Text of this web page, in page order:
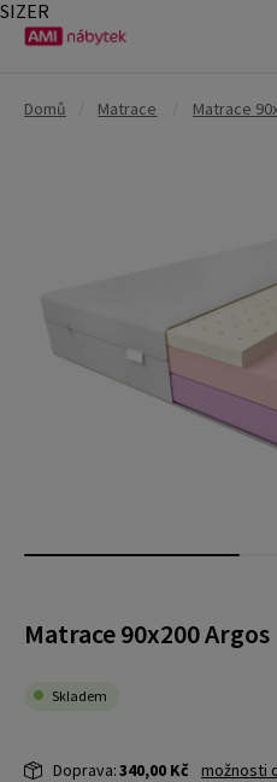
Domů Matrace Matrace
Matrace 90x200 Argos
Skladem
Doprava:340,00 Kč možnosti
SIZER